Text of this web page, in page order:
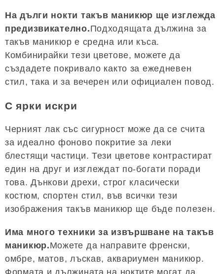
На дълги нокти такъв маникюр ще изглежда
предизвикателно.Подходящата дължина за
такъв маникюр е средна или къса.
Комбинирайки тези цветове, можете да
създадете покривало както за ежедневен
стил, така и за вечерен или официален повод.
С ярки искри
Черният лак със сигурност може да се счита
за идеално фоново покритие за леки
блестящи частици. Тези цветове контрастират
един на друг и изглеждат по-богати поради
това. Дънкови дрехи, строг класически
костюм, спортен стил, във всички тези
изображения такъв маникюр ще бъде полезен.
Има много техники за извършване на такъв
маникюр.Можете да направите френски,
омбре, матов, лъскав, аквариумен маникюр.
Формата и дължината на ноктите могат да